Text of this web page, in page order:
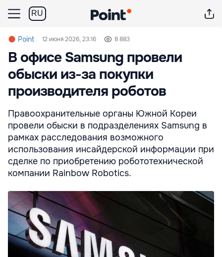
RU
Point 12 июня 2026, 23:16 8 883
В офисе Samsung провели
обыски из-за покупки
производителя роботов
Правоохранительные органы Южной Кореи
провели обыски в подразделениях Samsung в
рамках расследования возможного
использования инсайдерской информации при
сделке по приобретению робототехнической
компании Rainbow Robotics.